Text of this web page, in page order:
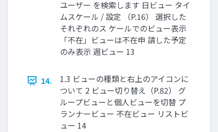
ユーザー を検索します 日ビュー タイ
ムスケール / 設定 （P.16） 選択した
それぞれのス ケールでのビュー表示
「不在」ビューは不在申 請した予定
のみ表示 週ビュー 13
14.
1.3 ビューの種類と右上のアイコンに
ついて 2 ビュー切り替え（P.82） グ
ループビューと個人ビューを切替 プ
ランナービュー 不在ビュー リストビ
ュー 14